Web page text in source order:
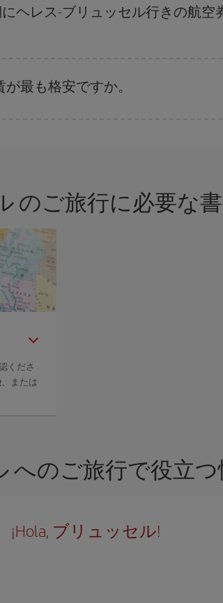
定せずに探したほうが、
よりお得な航空券を選択す
ヘレス-ブリュッセル行きの航
最も格安ですか。
のご旅行に必要な
くださ
、または
へのご旅行で役立
¡Hola, ブリュッセル!